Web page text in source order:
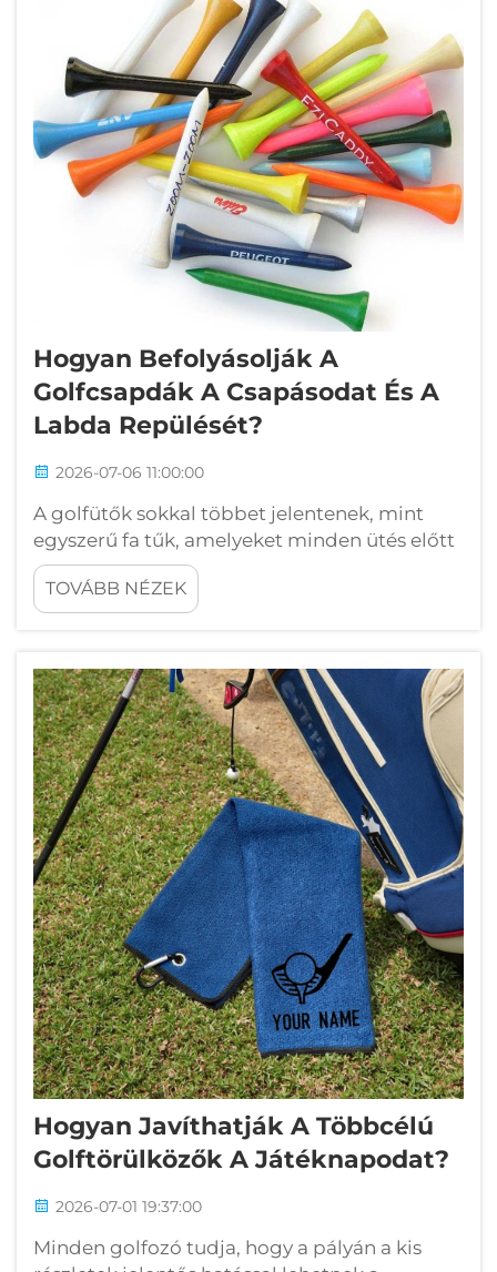
Hogyan Befolyásolják A
Golfcsapdák A Csapásodat És A
Labda Repülését?
2026-07-06 11:00:00
A golfütők sokkal többet jelentenek, mint
egyszerű fa tűk, amelyeket minden ütés előtt
a földbe helyezünk. Alapvető eszközök,
amelyek közvetlenül befolyásolják az
ütésmechanikánkat, a labda pályáját és
megértése, hogyan hatnak a golfütők...
TOVÁBB NÉZEK
Hogyan Javíthatják A Többcélú
Golftörülközők A Játéknapodat?
2026-07-01 19:37:00
Minden golfozó tudja, hogy a pályán a kis